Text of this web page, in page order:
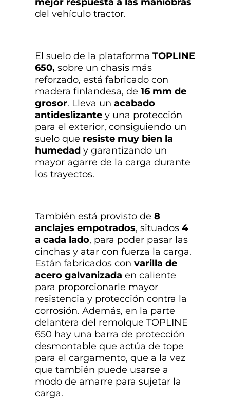
mejor respuesta a las maniobras
del vehículo tractor.
El suelo de la plataforma TOPLINE
650, sobre un chasis más
reforzado, está fabricado con
madera finlandesa, de 16 mm de
grosor. Lleva un acabado
antideslizante y una protección
para el exterior, consiguiendo un
suelo que resiste muy bien la
humedad y garantizando un
mayor agarre de la carga durante
los trayectos.
También está provisto de 8
anclajes empotrados, situados 4
a cada lado, para poder pasar las
cinchas y atar con fuerza la carga.
Están fabricados con varilla de
acero galvanizada en caliente
para proporcionarle mayor
resistencia y protección contra la
corrosión. Además, en la parte
delantera del remolque TOPLINE
650 hay una barra de protección
desmontable que actúa de tope
para el cargamento, que a la vez
que también puede usarse a
modo de amarre para sujetar la
carga.